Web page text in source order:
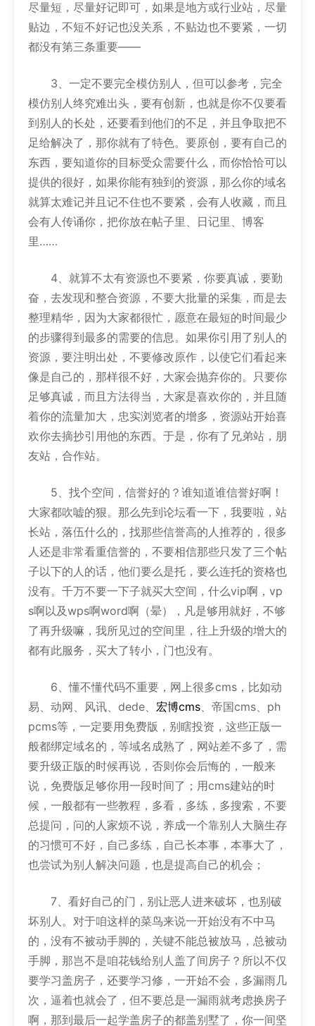
尽量短，尽量好记即可，如果是地方或行业站，尽量
贴边，不短不好记也没关系，不贴边也不要紧，一切
都没有第三条重要——
3、一定不要完全模仿别人，但可以参考，完全
模仿别人终究难出头，要有创新，也就是你不仅要看
到别人的长处，还要看到他们的不足，并且争取把不
足给解决了，那你就有了特色。要原创，要有自己的
东西，要知道你的目标受众需要什么，而你恰恰可以
提供的很好，如果你能有独到的资源，那么你的域名
就算太难记并且记不住也不要紧，会有人收藏，而且
会有人传诵你，把你放在帖子里、日记里、博客
里……
4、就算不太有资源也不要紧，你要真诚，要勤
奋，去发现和整合资源，不要大批量的采集，而是去
整理精华，因为大家都很忙，愿意在最短的时间最少
的步骤得到最多的需要的信息。如果你引用了别人的
资源，要注明出处，不要修改原作，以使它们看起来
像是自己的，那样很不好，大家会抛弃你的。只要你
足够真诚，而且方法得当，大家是喜欢你的，并且随
着你的流量加大，忠实浏览者的增多，资源站开始喜
欢你去摘抄引用他的东西。于是，你有了兄弟站，朋
友站，合作站。
5、找个空间，信誉好的？谁知道谁信誉好啊！
大家都吹嘘的狠。那么先到论坛看一下，我要啦，站
长站，落伍什么的，找那些信誉高的人推荐的，很多
人还是非常看重信誉的，不要相信那些只发了三个帖
子以下的人的话，他们要么是托，要么连托的资格也
没有。千万不要一下子就买大空间，什么vip啊，vp
s啊以及wps啊word啊（晕），凡是够用就好，不够
了再升级嘛，我所见过的空间里，往上升级的增大的
都有此服务，买大了转小，门也没有。
6、懂不懂代码不重要，网上很多cms，比如动
易、动网、风讯、dede、 宏博cms、帝国cms、ph
pcms等，一定要用免费版，别瞎投资，这些正版一
般都绑定域名的，等域名成熟了，网站差不多了，需
要升级正版的时候再说，否则你会后悔的，一般来
说，免费版足够你用一段时间了；用cms建站的时
候，一般都有一些教程，多看，多练，多搜索，不要
总提问，问的人家烦不说，养成一个靠别人大脑生存
的习惯可不好，自己多练，自己长本事，本事大了，
也尝试为别人解决问题，也是提高自己的机会；
7、看好自己的门，别让恶人进来破坏，也别破
坏别人。对于咱这样的菜鸟来说一开始没有不中马
的，没有不被动手脚的，关键不能总被放马，总被动
手脚，那岂不是咱花钱给别人盖了间房子？所以不仅
要学习盖房子，还要学习修，一开始不会，多漏雨几
次，逼着也就会了，但不要总是一漏雨就考虑换房子
啊，那到最后一起学盖房子的都盖别墅了，你一间坚